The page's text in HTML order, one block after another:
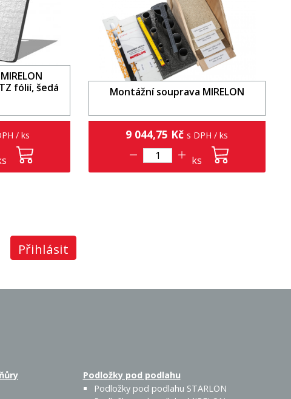
fólií, šedá
/ ks
Montážní souprava MIRELON
9 044,75 Kčs DPH / ks
ks
Přihlásit
Podložky pod podlahu
Podložky pod podlahu STARLON